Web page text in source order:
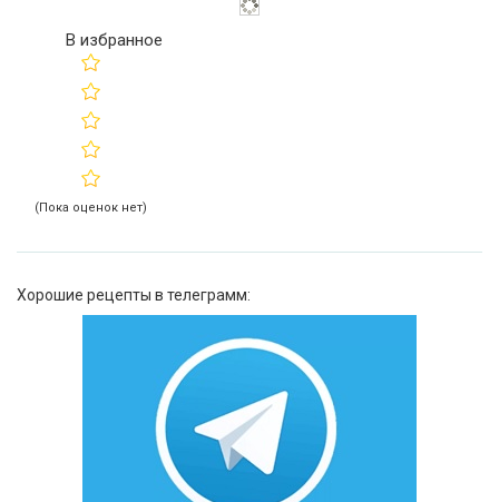
В избранное
(Пока оценок нет)
Хорошие рецепты в телеграмм: